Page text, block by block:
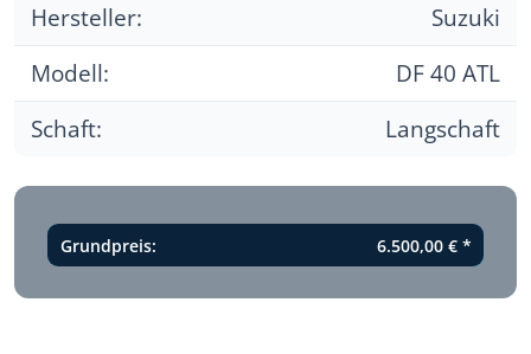
Hersteller:
Suzuki
Modell:
DF 40 ATL
Schaft:
Langschaft
Grundpreis: 6.500,00 €*